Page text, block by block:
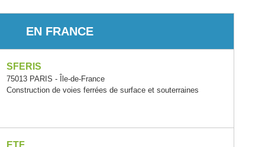
EN FRANCE
SFERIS
75013 PARIS - Île-de-France
Construction de voies ferrées de surface et souterraines